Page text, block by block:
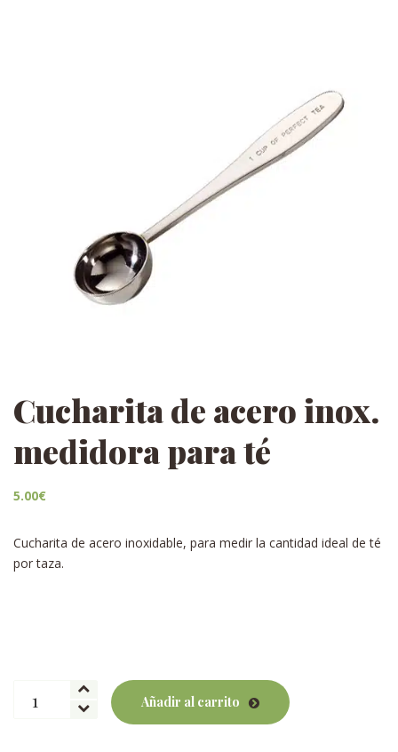
Cucharita de acero inox.
medidora para té
5.00€
Cucharita de acero inoxidable, para medir la cantidad ideal de té
por taza.
Añadir al carrito